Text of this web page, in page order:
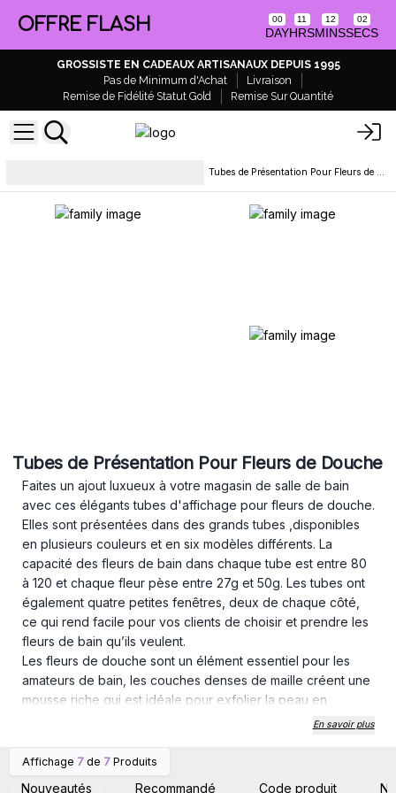
OFFRE FLASH 00
DAY
11
HRS
12
MINS
02
SECS
GROSSISTE EN CADEAUX ARTISANAUX DEPUIS 1995
Pas de Minimum d'Achat
Livraison
Remise de Fidélité Statut Gold
Remise Sur Quantité
Tubes de Présentation Pour Fleurs de Douche
Tubes de Présentation Pour Fleurs de Douche
Faites un ajout luxueux à votre magasin de salle de bain
avec ces élégants tubes d'affichage pour fleurs de douche.
Elles sont présentées dans des grands tubes ,disponibles
en plusieurs couleurs et en six modèles différents. La
capacité des fleurs de bain dans chaque tube est entre 80
à 120 et chaque fleur pèse entre 27g et 50g. Les tubes ont
également quatre petites fenêtres, deux de chaque côté,
ce qui rend facile pour vos clients de choisir et prendre les
fleurs de bain qu’ils veulent.
Les fleurs de douche sont un élément essentiel pour les
amateurs de bain, les couches denses de maille créent une
mousse riche qui est idéale pour exfolier la peau en
douceur. Idéal pour une utilisation avec des savons liquides
exfolient et massent tout en gardant la peau douce et
En savoir plus
Affichage 7 de 7 Produits
Nouveautés Recommandé Code produit
Connectez-vous ou
inscrivez-vous pour
inscrivez-vous pour